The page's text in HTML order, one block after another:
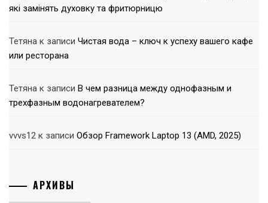
які замінять духовку та фритюрницю
Тетяна к записи Чистая вода – ключ к успеху вашего кафе
или ресторана
Тетяна к записи В чем разница между однофазным и
трехфазным водонагревателем?
vvvs12 к записи Обзор Framework Laptop 13 (AMD, 2025)
АРХИВЫ